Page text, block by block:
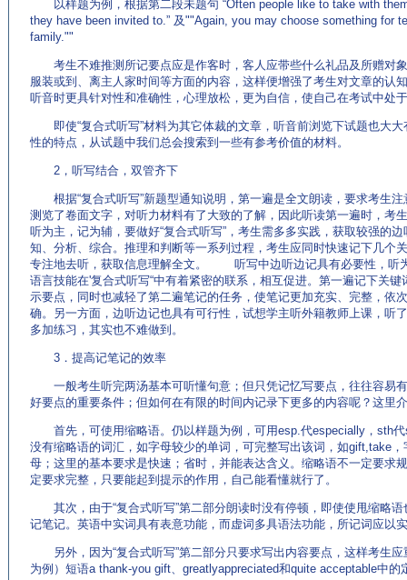
以样题为例，根据第二段未题句 “Often people like to take with
they have been invited to.” 及""Again, you may choose something for
family.""
考生不难推测所记要点应是作客时，客人应带些什么礼品及所赠对
服装或到、离主人家时间等方面的内容，这样便增强了考生对文章的认
听音时更具针对性和准确性，心理放松，更为自信，使自己在考试中处
即使“复合式听写”材料为其它体裁的文章，听音前浏览下试题也大大
性的特点，从试题中我们总会搜索到一些有参考价值的材料。
2，听写结合，双管齐下
根据“复合式听写”新题型通知说明，第一遍是全文朗读，要求考生注
测览了卷面文字，对听力材料有了大致的了解，因此听读第一遍时，考
听为主，记为辅，要做好“复合式听写”，考生需多多实践，获取较强的
知、分析、综合。推理和判断等一系列过程，考生应同时快速记下几个
专注地去听，获取信息理解全文。 听写中边听边记具有必要性，听
语言技能在'复合式听写“中有着紧密的联系，相互促进。第一遍记下关
示要点，同时也减轻了第二遍笔记的任务，使笔记更加充实、完整，依
确。另一方面，边听边记也具有可行性，试想学主听外籍教师上课，听
多加练习，其实也不难做到。
3．提高记笔记的效率
一般考生听完两汤基本可听懂句意；但只凭记忆写要点，往往容易
好要点的重要条件；但如何在有限的时间内记录下更多的内容呢？这里
首先，可使用缩略语。仍以样题为例，可用esp.代especially，sth代
没有缩略语的词汇，如字母较少的单词，可完整写出该词，如gift,take
母；这里的基本要求是快速；省时，并能表达含义。缩略语不一定要求
定要求完整，只要能起到提示的作用，自己能看懂就行了。
其次，由于“复合式听写”第二部分朗读时没有停顿，即使使甩缩略语
记笔记。英语中实词具有表意功能，而虚词多具语法功能，所记词应以
另外，因为“复合式听写”第二部分只要求写出内容要点，这样考生应
为例）短语a thank-you gift、greatlyappreciated和quite acceptable中的